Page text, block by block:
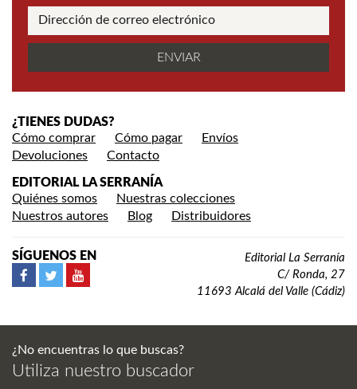
¿TIENES DUDAS?
Cómo comprar
Cómo pagar
Envíos
Devoluciones
Contacto
EDITORIAL LA SERRANÍA
Quiénes somos
Nuestras colecciones
Nuestros autores
Blog Distribuidores
SÍGUENOS EN
Editorial La Serranía
C/ Ronda, 27
11693 Alcalá del Valle (Cádiz)
¿No encuentras lo que buscas?
Utiliza nuestro buscador